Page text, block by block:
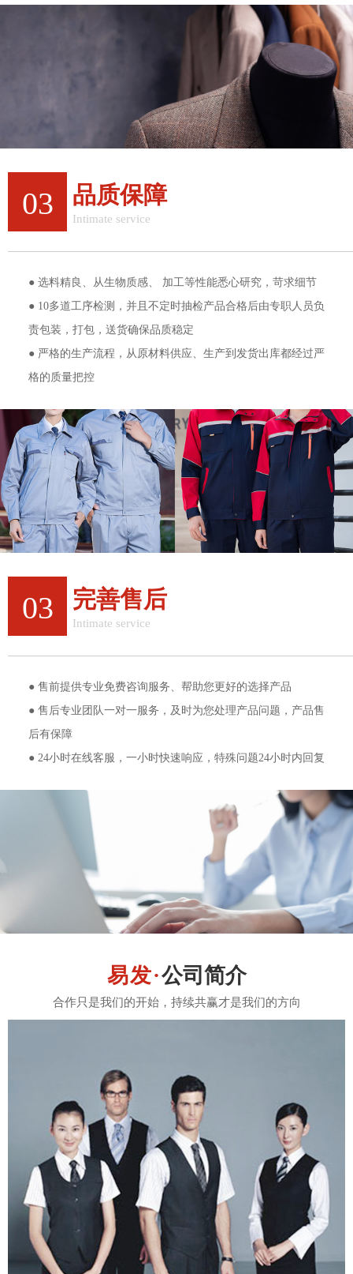
03 品质保障
Intimate service
● 选料精良、从生物质感、 加工等性能悉心研究，苛求细节
● 10多道工序检测，并且不定时抽检产品合格后由专职人员负
责包装，打包，送货确保品质稳定
● 严格的生产流程，从原材料供应、生产到发货出库都经过严
格的质量把控
03 完善售后
Intimate service
● 售前提供专业免费咨询服务、帮助您更好的选择产品
● 售后专业团队一对一服务，及时为您处理产品问题，产品售
后有保障
● 24小时在线客服，一小时快速响应，特殊问题24小时内回复
公司简介